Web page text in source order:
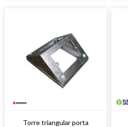
Torre triangular porta